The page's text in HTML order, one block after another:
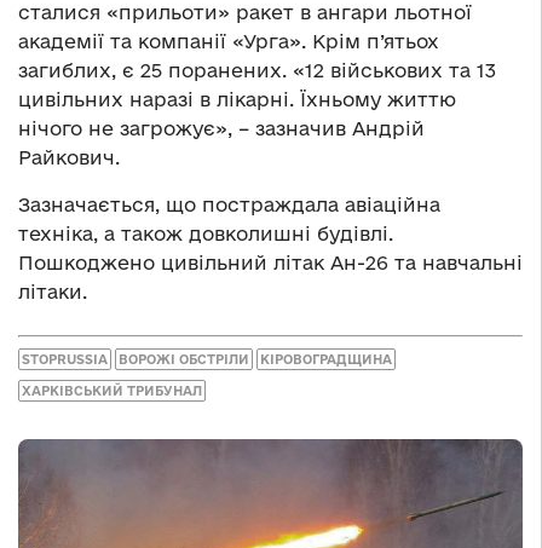
сталися «прильоти» ракет в ангари льотної
академії та компанії «Урга». Крім п’ятьох
загиблих, є 25 поранених. «12 військових та 13
цивільних наразі в лікарні. Їхньому життю
нічого не загрожує», – зазначив Андрій
Райкович.
Зазначається, що постраждала авіаційна
техніка, а також довколишні будівлі.
Пошкоджено цивільний літак Ан-26 та навчальні
літаки.
STOPRUSSIA ВОРОЖІ ОБСТРІЛИ КІРОВОГРАДЩИНА
ХАРКІВСЬКИЙ ТРИБУНАЛ